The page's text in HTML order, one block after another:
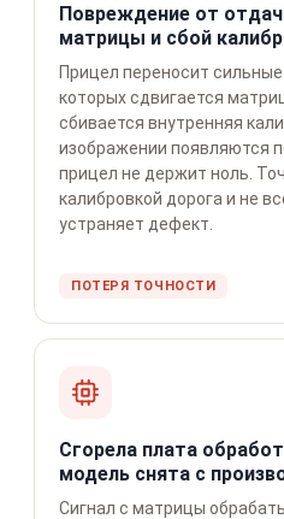
Повреждение от
матрицы и сбой
Прицел переносит сильные
которых сдвигается
сбивается внутренняя
изображении появляются
прицел не держит ноль.
калибровкой дорога и не
устраняет дефект.
ПОТЕРЯ ТОЧНОСТИ
Сгорела плата
модель снята с
Сигнал с матрицы